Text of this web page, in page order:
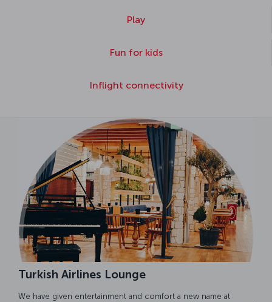
Play
Fun for kids
Inflight connectivity
Turkish Airlines Lounge
We have given entertainment and comfort a new name at